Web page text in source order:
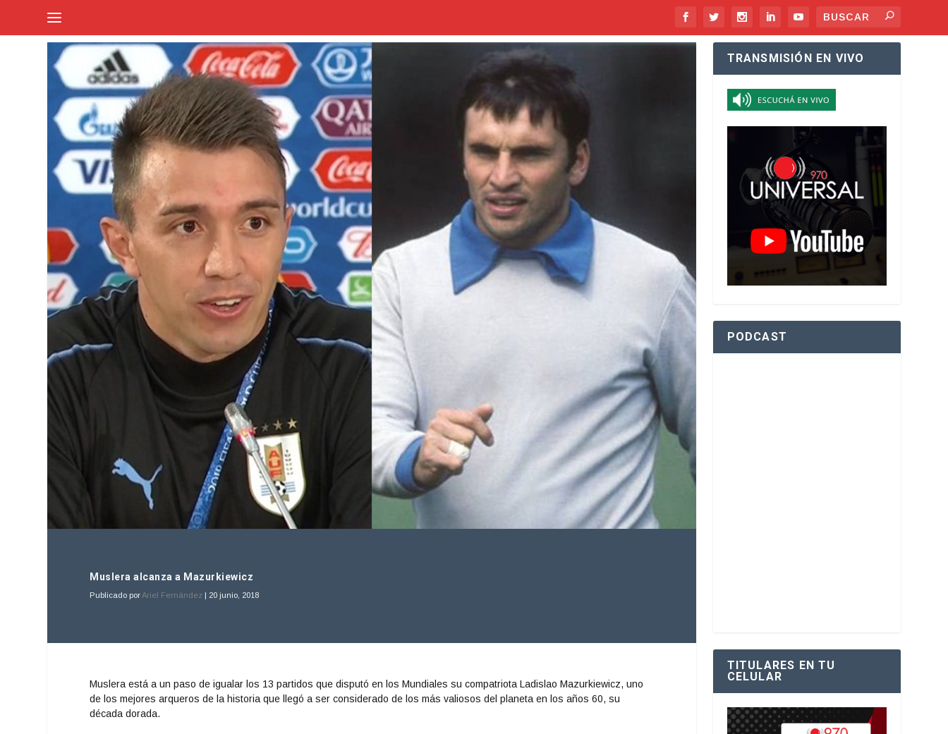
Muslera alcanza a Mazurkiewicz
Publicado porAriel Fernández | 20 junio, 2018
Muslera está a un paso de igualar los 13 partidos que disputó en los Mundiales su compatriota Ladislao Mazurkiewicz, uno
de los mejores arqueros de la historia que llegó a ser considerado de los más valiosos del planeta en los años 60, su
década dorada.
TRANSMISIÓN EN VIVO
PODCAST
TITULARES EN TU
CELULAR